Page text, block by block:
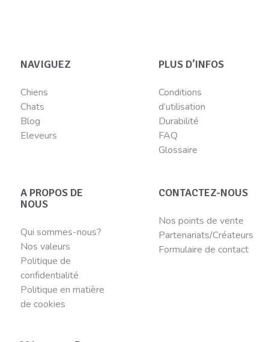
NAVIGUEZ
Chiens
Chats
Blog
Eleveurs
PLUS D’INFOS
Conditions
d’utilisation
Durabilité
FAQ
Glossaire
A PROPOS DE
NOUS
Qui sommes-nous?
Nos valeurs
Politique de
confidentialité
Politique en matière
de cookies
CONTACTEZ-NOUS
Nos points de vente
Partenariats/Créateurs
Formulaire de contact